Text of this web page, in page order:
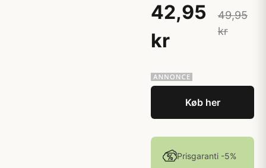
42,95
kr
49,95
kr
Køb her
Prisgaranti -5%